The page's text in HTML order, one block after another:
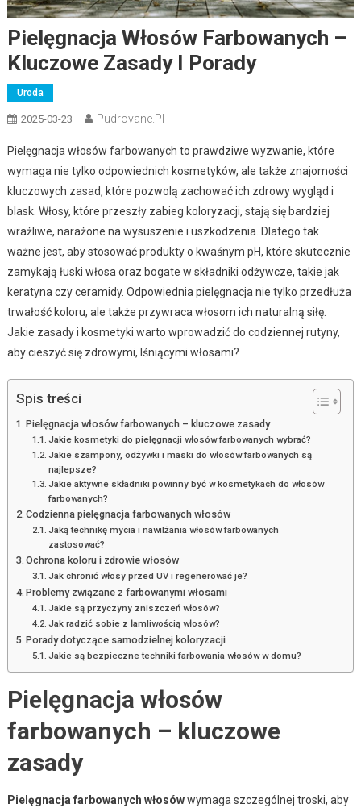
Pielęgnacja Włosów Farbowanych –
Kluczowe Zasady I Porady
Uroda
2025-03-23 Pudrovane.pl
Pielęgnacja włosów farbowanych to prawdziwe wyzwanie, które
wymaga nie tylko odpowiednich kosmetyków, ale także znajomości
kluczowych zasad, które pozwolą zachować ich zdrowy wygląd i
blask. Włosy, które przeszły zabieg koloryzacji, stają się bardziej
wrażliwe, narażone na wysuszenie i uszkodzenia. Dlatego tak
ważne jest, aby stosować produkty o kwaśnym pH, które skutecznie
zamykają łuski włosa oraz bogate w składniki odżywcze, takie jak
keratyna czy ceramidy. Odpowiednia pielęgnacja nie tylko przedłuża
trwałość koloru, ale także przywraca włosom ich naturalną siłę.
Jakie zasady i kosmetyki warto wprowadzić do codziennej rutyny,
aby cieszyć się zdrowymi, lśniącymi włosami?
Spis treści
Pielęgnacja włosów farbowanych – kluczowe zasady
Jakie kosmetyki do pielęgnacji włosów farbowanych wybrać?
Jakie szampony, odżywki i maski do włosów farbowanych są
najlepsze?
Jakie aktywne składniki powinny być w kosmetykach do włosów
farbowanych?
Codzienna pielęgnacja farbowanych włosów
Jaką technikę mycia i nawilżania włosów farbowanych
zastosować?
Ochrona koloru i zdrowie włosów
Jak chronić włosy przed UV i regenerować je?
Problemy związane z farbowanymi włosami
Jakie są przyczyny zniszczeń włosów?
Jak radzić sobie z łamliwością włosów?
Porady dotyczące samodzielnej koloryzacji
Jakie są bezpieczne techniki farbowania włosów w domu?
Pielęgnacja włosów
farbowanych – kluczowe
zasady
Pielęgnacja farbowanych włosówwymaga szczególnej troski, aby